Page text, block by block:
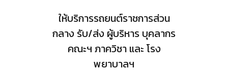
ให้บริการรถยนต์ราชการส่วน
กลาง รับ/ส่ง ผู้บริหาร บุคลากร
คณะฯ ภาควิชา และ โรง
พยาบาลฯ